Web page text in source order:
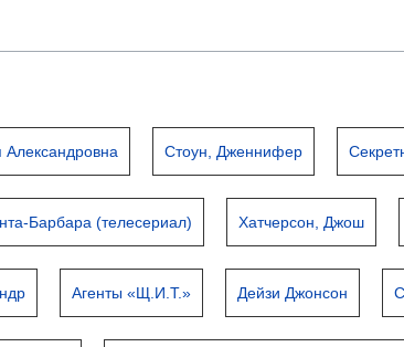
Стоун, Дженнифер
Барбара (телесериал) Хатчерсон, Джош
Агенты «Щ.И.Т.» Дейзи Джонсон